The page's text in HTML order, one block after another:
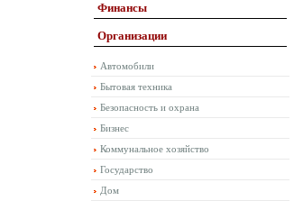
Финансы
Организации
Автомобили
Бытовая техника
Безопасность и охрана
Бизнес
Коммунальное хозяйство
Государство
Дом